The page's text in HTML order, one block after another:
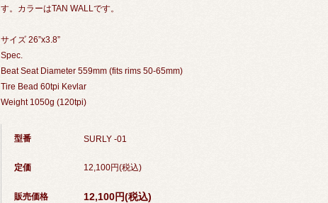
す。カラーはTAN WALLです。
サイズ 26”x3.8”
Spec.
Beat Seat Diameter 559mm (fits rims 50-65mm)
Tire Bead 60tpi Kevlar
Weight 1050g (120tpi)
型番 SURLY -01
定価 12,100円(税込)
販売価格 12,100円(税込)